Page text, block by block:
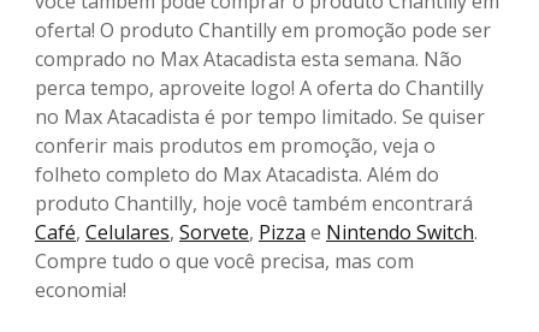
oferta! O produto Chantilly em promoção pode ser
comprado no Max Atacadista esta semana. Não
perca tempo, aproveite logo! A oferta do Chantilly
no Max Atacadista é por tempo limitado. Se quiser
conferir mais produtos em promoção, veja o
folheto completo do Max Atacadista. Além do
produto Chantilly, hoje você também encontrará
Café, Celulares, Sorvete, Pizza e Nintendo Switch.
Compre tudo o que você precisa, mas com
economia!